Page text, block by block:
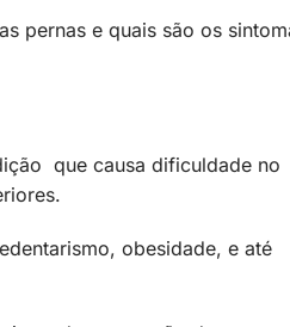
pernas e quais são os
que causa dificuldade no
obesidade, e até